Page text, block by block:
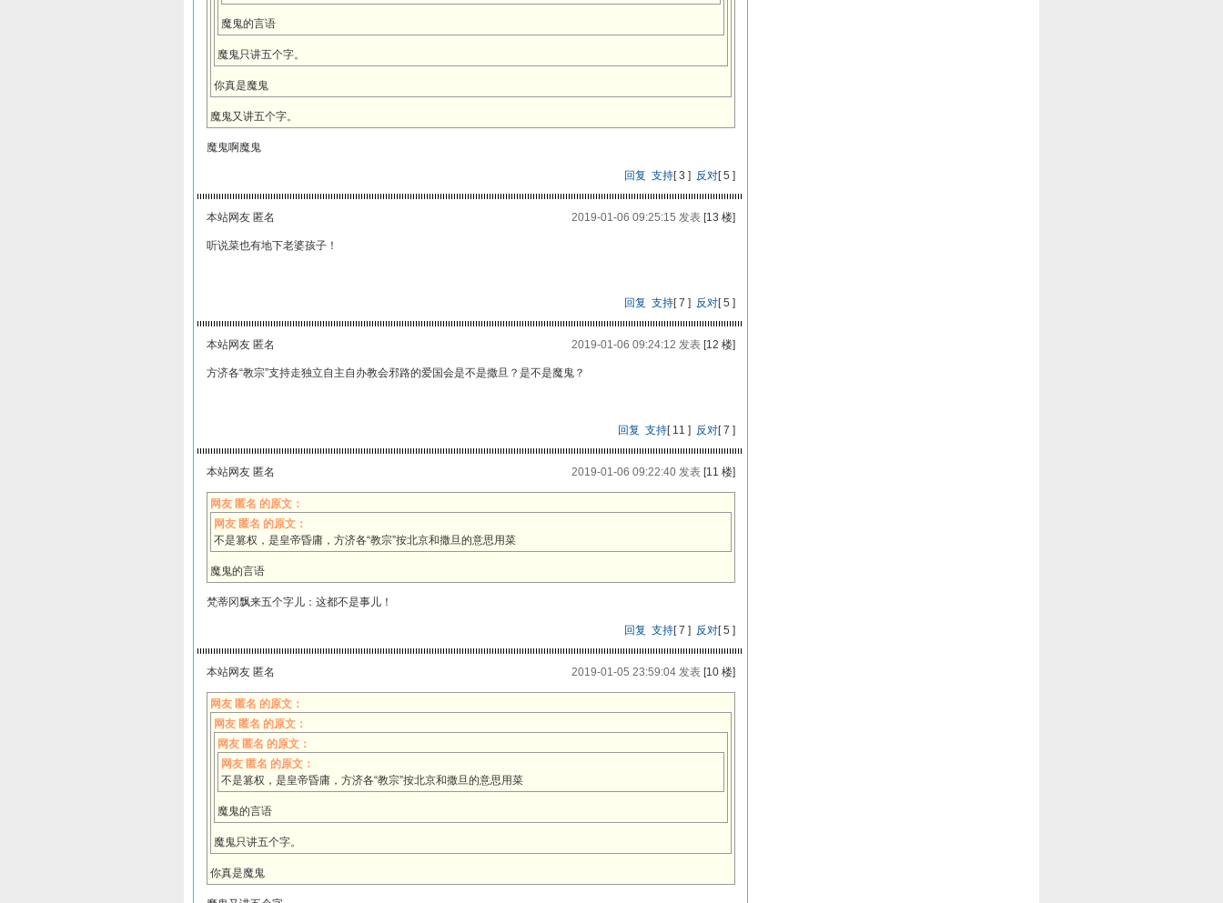
魔鬼的言语
魔鬼只讲五个字。
你真是魔鬼
魔鬼又讲五个字。
魔鬼啊魔鬼
回复 支持[3 ] 反对[5 ]
本站网友 匿名 2019-01-06 09:25:15 发表[13 楼]
听说菜也有地下老婆孩子！
回复 支持[7 ] 反对[5 ]
本站网友 匿名 2019-01-06 09:24:12 发表[12 楼]
方济各“教宗”支持走独立自主自办教会邪路的爱国会是不是撒旦？是不是魔鬼？
回复 支持[11 ] 反对[7 ]
本站网友 匿名 2019-01-06 09:22:40 发表[11 楼]
网友 匿名 的原文：
网友 匿名 的原文：
不是篡权，是皇帝昏庸，方济各“教宗”按北京和撒旦的意思用菜
魔鬼的言语
梵蒂冈飘来五个字儿：这都不是事儿！
回复 支持[7 ] 反对[5 ]
本站网友 匿名 2019-01-05 23:59:04 发表[10 楼]
网友 匿名 的原文：
网友 匿名 的原文：
网友 匿名 的原文：
网友 匿名 的原文：
不是篡权，是皇帝昏庸，方济各“教宗”按北京和撒旦的意思用菜
魔鬼的言语
魔鬼只讲五个字。
你真是魔鬼